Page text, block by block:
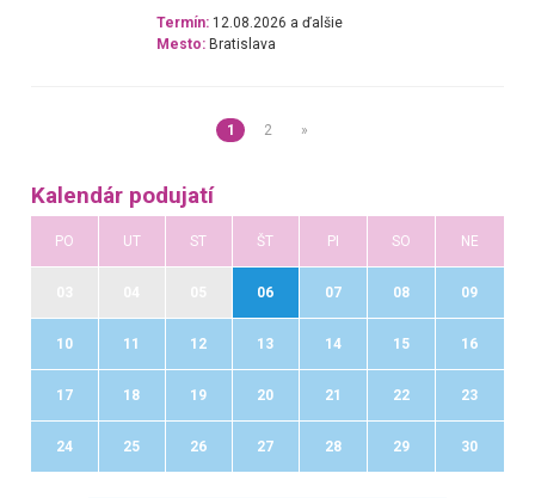
Termín: 12.08.2026 a ďalšie
Mesto: Bratislava
1 2 »
Kalendár podujatí
PO UT ST ŠT PI SO NE
06 07 08 09
10 11 12 13 14 15 16
17 18 19 20 21 22 23
24 25 26 27 28 29 30